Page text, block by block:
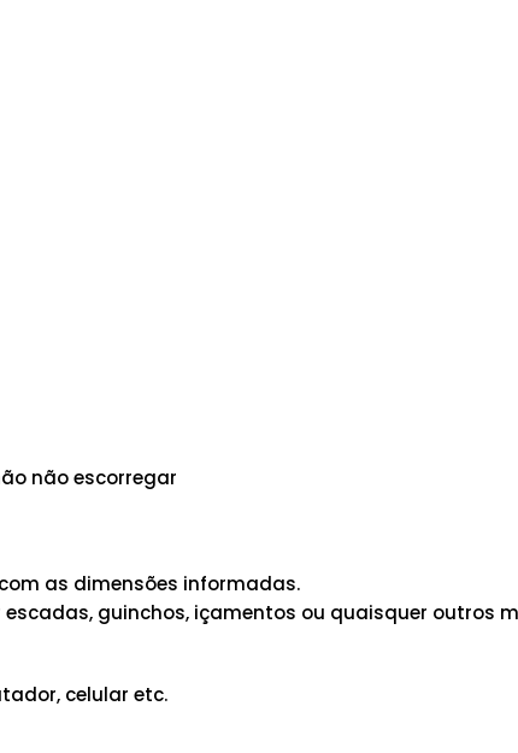
não escorregar
as dimensões informadas.
guinchos, içamentos ou quaisquer outros
celular etc.